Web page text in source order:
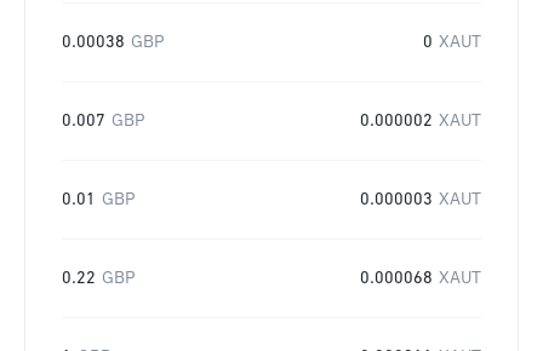
0.00038 GBP 0 XAUT
0.007 GBP 0.000002 XAUT
0.01 GBP 0.000003 XAUT
0.22 GBP 0.000068 XAUT